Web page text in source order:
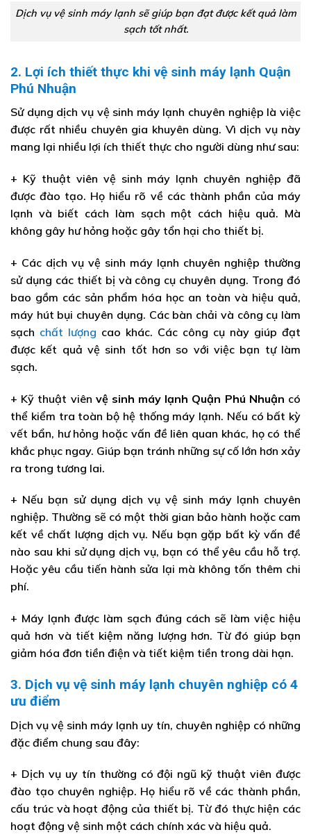
Dịch vụ vệ sinh máy lạnh sẽ giúp bạn đạt được kết quả làm
sạch tốt nhất.
2. Lợi ích thiết thực khi vệ sinh máy lạnh Quận
Phú Nhuận
Sử dụng dịch vụ vệ sinh máy lạnh chuyên nghiệp là việc
được rất nhiều chuyên gia khuyên dùng. Vì dịch vụ này
mang lại nhiều lợi ích thiết thực cho người dùng như sau:
+ Kỹ thuật viên vệ sinh máy lạnh chuyên nghiệp đã
được đào tạo. Họ hiểu rõ về các thành phần của máy
lạnh và biết cách làm sạch một cách hiệu quả. Mà
không gây hư hỏng hoặc gây tổn hại cho thiết bị.
+ Các dịch vụ vệ sinh máy lạnh chuyên nghiệp thường
sử dụng các thiết bị và công cụ chuyên dụng. Trong đó
bao gồm các sản phẩm hóa học an toàn và hiệu quả,
máy hút bụi chuyên dụng. Các bàn chải và công cụ làm
sạch chất lượng cao khác. Các công cụ này giúp đạt
được kết quả vệ sinh tốt hơn so với việc bạn tự làm
sạch.
+ Kỹ thuật viên vệ sinh máy lạnh Quận Phú Nhuận có
thể kiểm tra toàn bộ hệ thống máy lạnh. Nếu có bất kỳ
vết bẩn, hư hỏng hoặc vấn đề liên quan khác, họ có thể
khắc phục ngay. Giúp bạn tránh những sự cố lớn hơn xảy
ra trong tương lai.
+ Nếu bạn sử dụng dịch vụ vệ sinh máy lạnh chuyên
nghiệp. Thường sẽ có một thời gian bảo hành hoặc cam
kết về chất lượng dịch vụ. Nếu bạn gặp bất kỳ vấn đề
nào sau khi sử dụng dịch vụ, bạn có thể yêu cầu hỗ trợ.
Hoặc yêu cầu tiến hành sửa lại mà không tốn thêm chi
phí.
+ Máy lạnh được làm sạch đúng cách sẽ làm việc hiệu
quả hơn và tiết kiệm năng lượng hơn. Từ đó giúp bạn
giảm hóa đơn tiền điện và tiết kiệm tiền trong dài hạn.
3. Dịch vụ vệ sinh máy lạnh chuyên nghiệp có 4
ưu điểm
Dịch vụ vệ sinh máy lạnh uy tín, chuyên nghiệp có những
đặc điểm chung sau đây:
+ Dịch vụ uy tín thường có đội ngũ kỹ thuật viên được
đào tạo chuyên nghiệp. Họ hiểu rõ về các thành phần,
cấu trúc và hoạt động của thiết bị. Từ đó thực hiện các
hoạt động vệ sinh một cách chính xác và hiệu quả.